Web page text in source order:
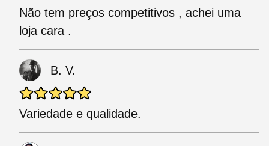
Não tem preços competitivos , achei uma
loja cara .
B. V.
Variedade e qualidade.